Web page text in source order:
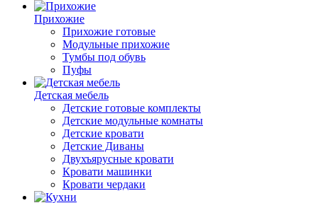
Прихожие
Прихожие готовые
Модульные прихожие
Тумбы под обувь
Пуфы
Детская мебель
Детские готовые комплекты
Детские модульные комнаты
Детские кровати
Детские Диваны
Двухъярусные кровати
Кровати машинки
Кровати чердаки